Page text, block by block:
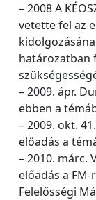
– 2008 A
vetette fel az
határozatban
– 2009. ápr.
ebben a
– 2009. okt.
előadás a
– 2010. márc.
előadás a
Felelősségi